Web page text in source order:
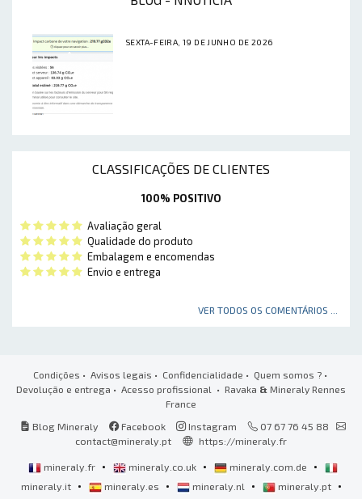
SEXTA-FEIRA, 19 DE JUNHO DE 2026
CLASSIFICAÇÕES DE CLIENTES
100% POSITIVO
Avaliação geral
Qualidade do produto
Embalagem e encomendas
Envio e entrega
VER TODOS OS COMENTÁRIOS ...
Condições • Avisos legais • Confidencialidade • Quem somos ?•
Devolução e entrega • Acesso profissional • Ravaka & Mineraly Rennes
France
Blog Mineraly
Facebook Instagram
07 67 76 45 88
contact@mineraly.pt
https://mineraly.fr
mineraly.fr • mineraly.co.uk • mineraly.com.de •
mineraly.it • mineraly.es • mineraly.nl • mineraly.pt •